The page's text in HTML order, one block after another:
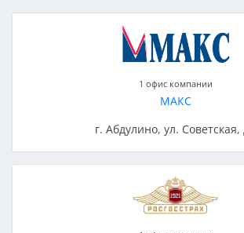
1 офис компании
МАКС
г. Абдулино, ул. Советская,